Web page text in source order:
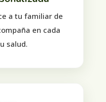
a tu familiar de
en cada
salud.